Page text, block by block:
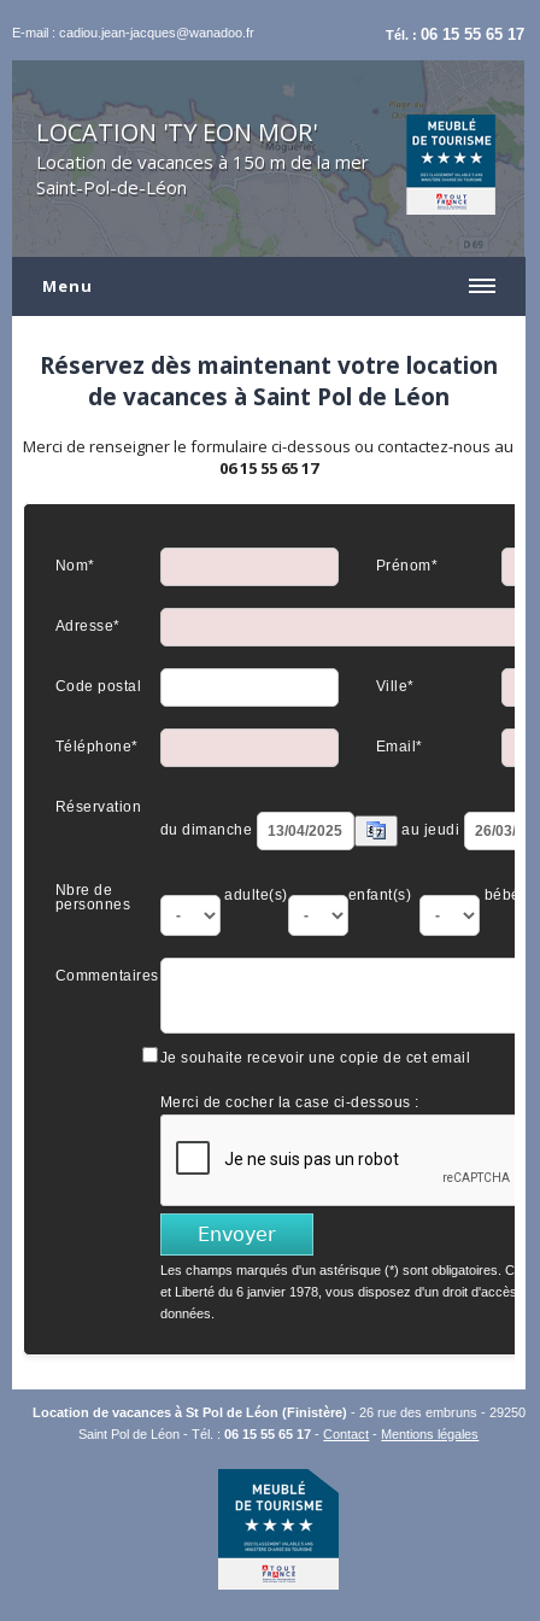
E-mail : cadiou.jean-jacques@wanadoo.fr Tél. :06 15 55 65 17
LOCATION 'TY EON MOR'
Location de vacances à 150 m de la mer
Saint-Pol-de-Léon
Menu
Réservez dès maintenant votre location
de vacances à Saint Pol de Léon
Merci de renseigner le formulaire ci-dessous ou contactez-nous au
06 15 55 65 17
Nom* Prénom*
Adresse*
Code postal Ville*
Téléphone* Email*
Réservation
du dimanche
au jeudi
Nbre de
personnes
adulte(s) enfant(s) bébé(s)
Commentaires
Je souhaite recevoir une copie de cet email
Merci de cocher la case ci-dessous :
Les champs marqués d'un astérisque (*) sont obligatoires.
et Liberté du 6 janvier 1978, vous disposez d'un droit d'accès et
données.
Location de vacances à St Pol de Léon (Finistère) - 26 rue des embruns - 29250
Saint Pol de Léon - Tél. :06 15 55 65 17 -Contact - Mentions légales